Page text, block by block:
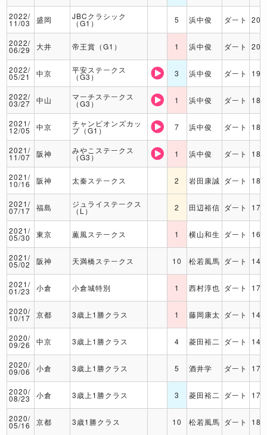
2022/
11/03 盛岡 JBCクラシック
（G1） 5 浜中俊 ダート
2022/
06/29 大井 帝王賞（G1） 1 浜中俊 ダート
2022/
05/21 中京 平安ステークス
（G3） 3 浜中俊 ダート
2022/
03/27 中山 マーチステークス
（G3） 1 浜中俊 ダート
2021/
12/05 中京 チャンピオンズカッ
プ（G1） 7 浜中俊 ダート
2021/
11/07 阪神 みやこステークス
（G3） 1 浜中俊 ダート
2021/
10/16 阪神 太秦ステークス 2 岩田康誠 ダート
2021/
07/17 福島 ジュライステークス
（L） 2 田辺裕信 ダート
2021/
05/30 東京 薫風ステークス 1 横山和生 ダート
2021/
05/02 阪神 天満橋ステークス 10 松若風馬 ダート
2021/
01/23 小倉 小倉城特別 1 西村淳也 ダート
2020/
10/17 京都 3歳上1勝クラス 1 藤岡康太 ダート
2020/
09/26 中京 3歳上1勝クラス 4 菱田裕二 ダート
2020/
09/06 小倉 3歳上1勝クラス 5 酒井学 ダート
2020/
08/23 小倉 3歳上1勝クラス 3 菱田裕二 ダート
2020/
05/16 京都 3歳1勝クラス 10 松若風馬 ダート